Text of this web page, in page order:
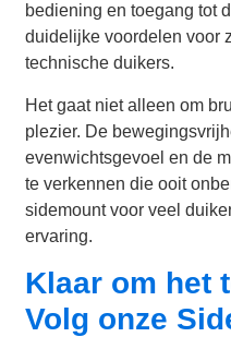
bediening en toegang tot
duidelijke voordelen voor
technische duikers.
Het gaat niet alleen om
plezier. De
evenwichtsgevoel en de
te verkennen die ooit
sidemount voor veel
ervaring.
Klaar om het
Volg onze